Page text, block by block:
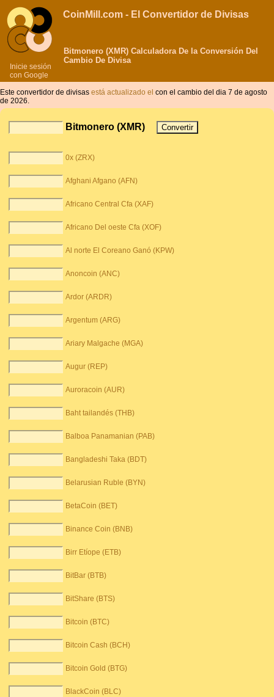
Inicie sesión
con Google
CoinMill.com - El Convertidor de Divisas
Bitmonero (XMR) Calculadora De la Conversión Del
Cambio De Divisa
Este convertidor de divisas está actualizado el con el cambio del dia 7 de agosto
de 2026.
Bitmonero (XMR)
0x (ZRX)
Afghani Afgano (AFN)
Africano Central Cfa (XAF)
Africano Del oeste Cfa (XOF)
Al norte El Coreano Ganó (KPW)
Anoncoin (ANC)
Ardor (ARDR)
Argentum (ARG)
Ariary Malgache (MGA)
Augur (REP)
Auroracoin (AUR)
Baht tailandés (THB)
Balboa Panamanian (PAB)
Bangladeshi Taka (BDT)
Belarusian Ruble (BYN)
BetaCoin (BET)
Binance Coin (BNB)
Birr Etíope (ETB)
BitBar (BTB)
BitShare (BTS)
Bitcoin (BTC)
Bitcoin Cash (BCH)
Bitcoin Gold (BTG)
BlackCoin (BLC)